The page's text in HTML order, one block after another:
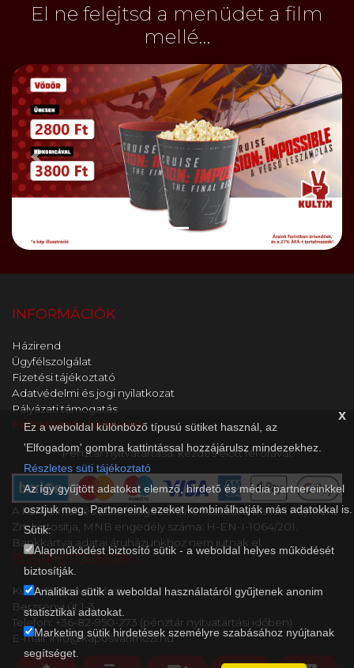
El ne felejtsd a menüdet a film
mellé...
Előző
x
Ez a weboldal különböző típusú sütiket használ, az
'Elfogadom' gombra kattintással hozzájárulsz mindezekhez.
Részletes süti tájékoztató
Az így gyűjtött adatokat elemző, hirdető és média partnereinkkel
osztjuk meg. Partnereink ezeket kombinálhatják más adatokkal is.
Sütik:
Alapműködést biztosító sütik - a weboldal helyes működését
biztosítják.
Analitikai sütik a weboldal használatáról gyűjtenek anonim
statisztikai adatokat.
Marketing sütik hirdetések személyre szabásához nyújtanak
segítséget.
INFORMÁCIÓK
Házirend
Ügyfélszolgálat
Fizetési tájékoztató
Adatvédelmi és jogi nyilatkozat
Pályázati támogatás
Feliratkozás hírlevélre
Pénztár nyitvatartása: kezdés előtt fél órával.
A kényelmes és biztonságos online fizetést a Barion Payment
Zrt. biztosítja, MNB engedély száma: H-EN-I-1064/201.
Bankkártya adatai áruházunkhoz nem jutnak el.
ELÉRHETŐSÉGEK
Kultik Kaposvár Mozi
Berzsenyi út 1-3..
Telefon: +36-82-950-273 (pénztár nyitvatartási időben)
E-mail: info@kaposvarimozi.hu